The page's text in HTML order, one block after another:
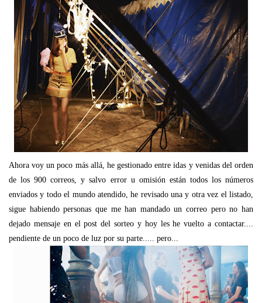
Ahora voy un poco más allá, he gestionado entre idas y venidas del orden
de los 900 correos, y salvo error u omisión están todos los números
enviados y todo el mundo atendido, he revisado una y otra vez el listado,
sigue habiendo personas que me han mandado un correo pero no han
dejado mensaje en el post del sorteo y hoy les he vuelto a contactar....
pendiente de un poco de luz por su parte..... pero...